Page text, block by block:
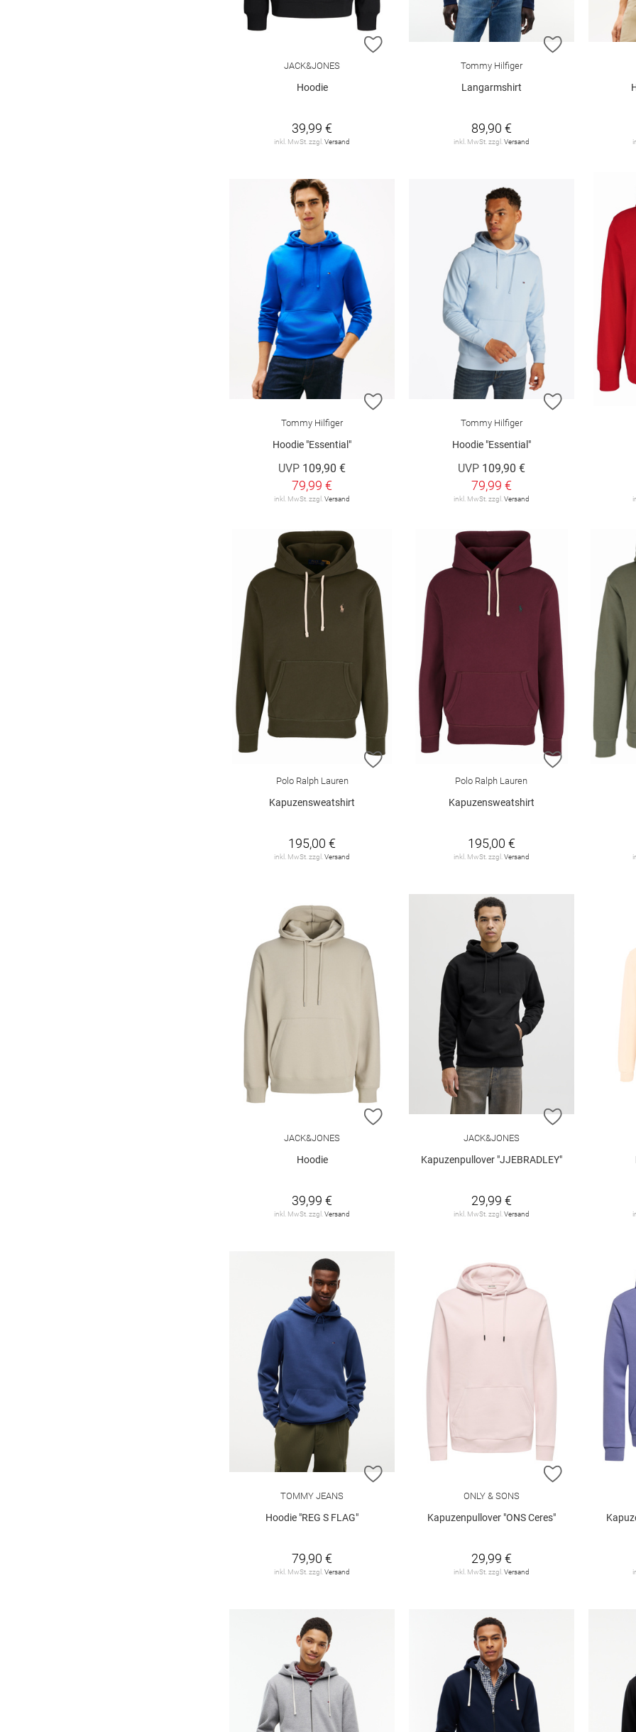
ZUR WUNSCHLISTE HINZUFÜGEN
JACK&JONES
Hoodie
39,99 €
inkl. MwSt. zzgl.Versand
ZUR
Tommy Hilfiger
Langarmshirt
89,90 €
inkl. MwSt. zzgl. Versand
ZUR WUNSCHLISTE HINZUFÜGEN
Tommy Hilfiger
Hoodie "Essential"
UVP 109,90 €
79,99 €
inkl. MwSt. zzgl.Versand
ZUR
Tommy Hilfiger
Hoodie "Essential"
UVP 109,90 €
79,99 €
inkl. MwSt. zzgl.Versand
ZUR WUNSCHLISTE HINZUFÜGEN
Polo Ralph Lauren
Kapuzensweatshirt
195,00 €
inkl. MwSt. zzgl.Versand
ZUR
Polo Ralph Lauren
Kapuzensweatshirt
195,00 €
inkl. MwSt. zzgl. Versand
ZUR WUNSCHLISTE HINZUFÜGEN
JACK&JONES
Hoodie
39,99 €
inkl. MwSt. zzgl.Versand
ZUR
JACK&JONES
Kapuzenpullover "JJEBRADLEY"
29,99 €
inkl. MwSt. zzgl. Versand
ZUR WUNSCHLISTE HINZUFÜGEN
TOMMY JEANS
Hoodie "REG S FLAG"
79,90 €
inkl. MwSt. zzgl.Versand
ZUR
ONLY & SONS
Kapuzenpullover "ONS Ceres"
29,99 €
inkl. MwSt. zzgl. Versand